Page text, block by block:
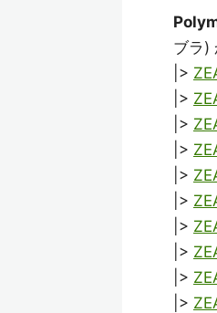
ブラ)
|>
|>
|>
|>
|>
|>
|>
|>
|>
|>